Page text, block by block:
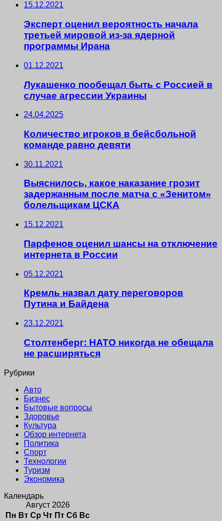
15.12.2021
Эксперт оценил вероятность начала
третьей мировой из-за ядерной
программы Ирана
01.12.2021
Лукашенко пообещал быть с Россией в
случае агрессии Украины
24.04.2025
Количество игроков в бейсбольной
команде равно девяти
30.11.2021
Выяснилось, какое наказание грозит
задержанным после матча с «Зенитом»
болельщикам ЦСКА
15.12.2021
Парфенов оценил шансы на отключение
интернета в России
05.12.2021
Кремль назвал дату переговоров
Путина и Байдена
23.12.2021
Столтенберг: НАТО никогда не обещала
не расширяться
Рубрики
Авто
Бизнес
Бытовые вопросы
Здоровье
Культура
Обзор интернета
Политика
Спорт
Технологии
Туризм
Экономика
Календарь
Август 2026
Пн Вт Ср Чт Пт Сб Вс